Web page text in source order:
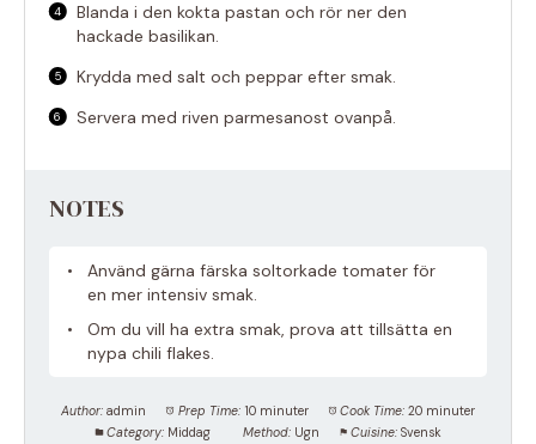
Blanda i den kokta pastan och rör ner den
hackade basilikan.
Krydda med salt och peppar efter smak.
Servera med riven parmesanost ovanpå.
NOTES
Använd gärna färska soltorkade tomater för
en mer intensiv smak.
Om du vill ha extra smak, prova att tillsätta en
nypa chili flakes.
Author: admin Prep Time: 10 minuter Cook Time: 20 minuter
Category: Middag Method: Ugn Cuisine: Svensk